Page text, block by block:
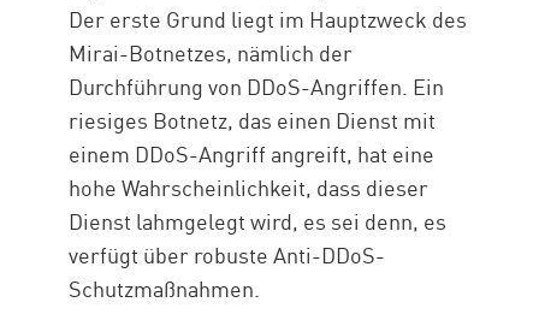
Der erste Grund liegt im Hauptzweck des
Mirai-Botnetzes, nämlich der
Durchführung von DDoS-Angriffen. Ein
riesiges Botnetz, das einen Dienst mit
einem DDoS-Angriff angreift, hat eine
hohe Wahrscheinlichkeit, dass dieser
Dienst lahmgelegt wird, es sei denn, es
verfügt über robuste Anti-DDoS-
Schutzmaßnahmen.